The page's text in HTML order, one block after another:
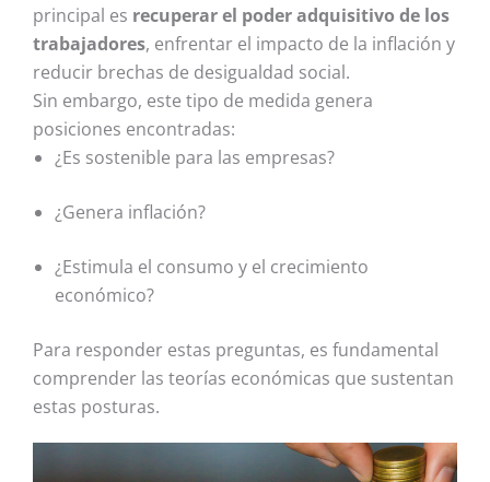
principal es recuperar el poder adquisitivo de los
trabajadores, enfrentar el impacto de la inflación y
reducir brechas de desigualdad social.
Sin embargo, este tipo de medida genera
posiciones encontradas:
¿Es sostenible para las empresas?
¿Genera inflación?
¿Estimula el consumo y el crecimiento
económico?
Para responder estas preguntas, es fundamental
comprender las teorías económicas que sustentan
estas posturas.